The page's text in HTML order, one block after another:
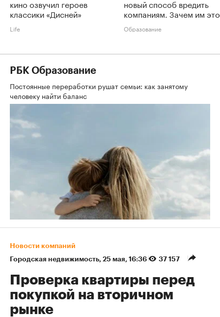
кино озвучил героев
классики «Дисней»
Life
новый способ вредить
компаниям. Зачем им это
Образование
РБК Образование
Постоянные переработки рушат семьи: как занятому
человеку найти баланс
Новости компаний
Городская недвижимость 25 мая, 16:36 37 157
Проверка квартиры перед
покупкой на вторичном
рынке